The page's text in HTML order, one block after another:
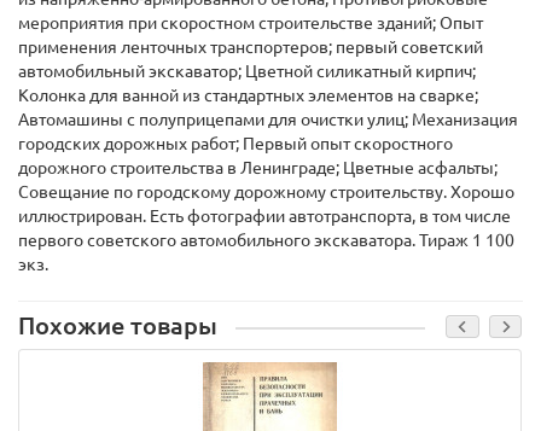
мероприятия при скоростном строительстве зданий; Опыт
применения ленточных транспортеров; первый советский
автомобильный экскаватор; Цветной силикатный кирпич;
Колонка для ванной из стандартных элементов на сварке;
Автомашины с полуприцепами для очистки улиц; Механизация
городских дорожных работ; Первый опыт скоростного
дорожного строительства в Ленинграде; Цветные асфальты;
Совещание по городскому дорожному строительству. Хорошо
иллюстрирован. Есть фотографии автотранспорта, в том числе
первого советского автомобильного экскаватора. Тираж 1 100
экз.
Похожие товары